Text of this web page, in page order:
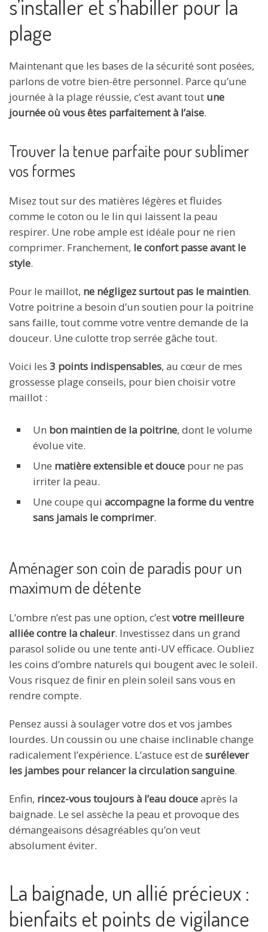
s’installer et s’habiller pour la
plage
Maintenant que les bases de la sécurité sont posées,
parlons de votre bien-être personnel. Parce qu’une
journée à la plage réussie, c’est avant tout une
journée où vous êtes parfaitement à l’aise.
Trouver la tenue parfaite pour sublimer
vos formes
Misez tout sur des matières légères et fluides
comme le coton ou le lin qui laissent la peau
respirer. Une robe ample est idéale pour ne rien
comprimer. Franchement, le confort passe avant le
style.
Pour le maillot, ne négligez surtout pas le maintien.
Votre poitrine a besoin d’un soutien pour la poitrine
sans faille, tout comme votre ventre demande de la
douceur. Une culotte trop serrée gâche tout.
Voici les 3 points indispensables, au cœur de mes
grossesse plage conseils, pour bien choisir votre
maillot :
Un bon maintien de la poitrine, dont le volume
évolue vite.
Une matière extensible et douce pour ne pas
irriter la peau.
Une coupe qui accompagne la forme du ventre
sans jamais le comprimer.
Aménager son coin de paradis pour un
maximum de détente
L’ombre n’est pas une option, c’estvotre meilleure
alliée contre la chaleur. Investissez dans un grand
parasol solide ou une tente anti-UV efficace. Oubliez
les coins d’ombre naturels qui bougent avec le soleil.
Vous risquez de finir en plein soleil sans vous en
rendre compte.
Pensez aussi à soulager votre dos et vos jambes
lourdes. Un coussin ou une chaise inclinable change
radicalement l’expérience. L’astuce est de surélever
les jambes pour relancer la circulation sanguine.
Enfin, rincez-vous toujours à l’eau douceaprès la
baignade. Le sel assèche la peau et provoque des
démangeaisons désagréables qu’on veut
absolument éviter.
La baignade, un allié précieux :
bienfaits et points de vigilance